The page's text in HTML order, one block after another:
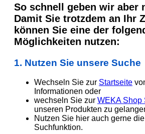
So schnell geben wir aber
Damit Sie trotzdem an Ihr
können Sie eine der
Möglichkeiten nutzen:
1. Nutzen Sie unsere Suche
Wechseln Sie zur Startseite
Informationen oder
wechseln Sie zur WEKA Shop
unseren Produkten zu
Nutzen Sie hier auch gerne
Suchfunktion.